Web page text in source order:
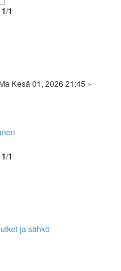
Etsi
haku
1/1
Kesä 01, 2026 21:45 »
1/1
ja sähkö